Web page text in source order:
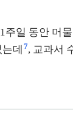
일 동안 머
데 7, 교과서